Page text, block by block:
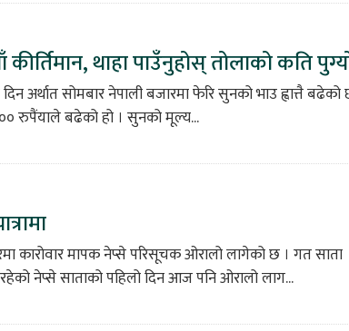
थाहा पाउँनुहोस् तोलाको कति
दिन अर्थात सोमबार नेपाली बजारमा फेरि सुनको भाउ ह्वात्तै
रुपैंयाले बढेको हो । सुनको मूल्य...
कारोवार मापक नेप्से परिसूचक ओरालो लागेको छ । गत साता
नेप्से साताको पहिलो दिन आज पनि ओरालो लाग...